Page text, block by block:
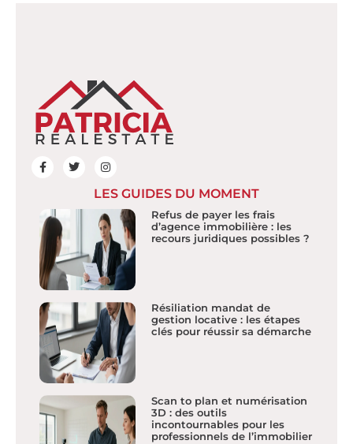
LES GUIDES DU MOMENT
Refus de payer les frais
d’agence immobilière : les
recours juridiques possibles ?
Résiliation mandat de
gestion locative : les étapes
clés pour réussir sa démarche
Scan to plan et numérisation
3D : des outils
incontournables pour les
professionnels de l’immobilier